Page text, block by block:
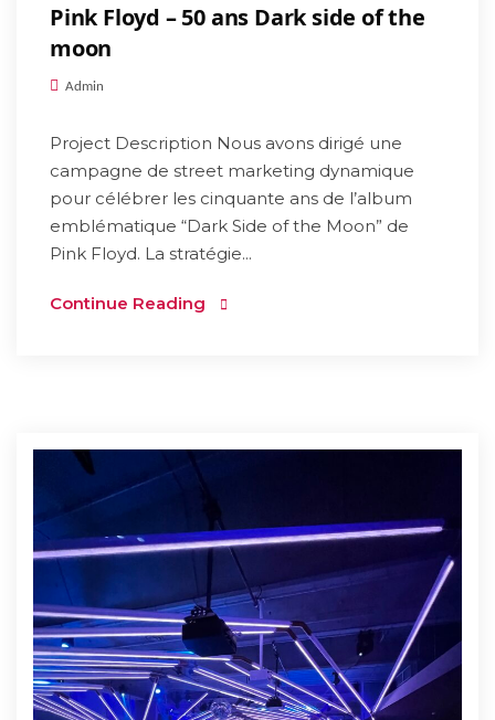
Pink Floyd – 50 ans Dark side of the
moon
Admin
Project Description Nous avons dirigé une
campagne de street marketing dynamique
pour célébrer les cinquante ans de l’album
emblématique “Dark Side of the Moon” de
Pink Floyd. La stratégie...
Continue Reading